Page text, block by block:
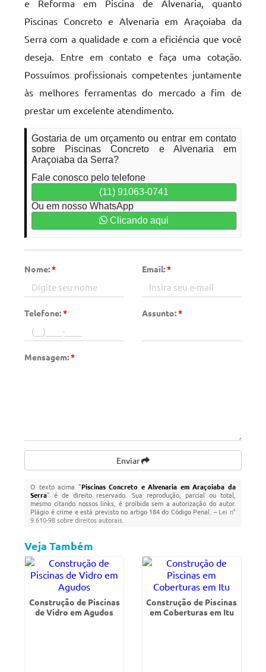
e Reforma em Piscina de Alvenaria, quanto
Piscinas Concreto e Alvenaria em Araçoiaba da
Serra com a qualidade e com a eficiência que você
deseja. Entre em contato e faça uma cotação.
Possuímos profissionais competentes juntamente
às melhores ferramentas do mercado a fim de
prestar um excelente atendimento.
Gostaria de um orçamento ou entrar em contato
sobre Piscinas Concreto e Alvenaria em
Araçoiaba da Serra?
Fale conosco pelo telefone
(11) 91063-0741
Ou em nosso WhatsApp
Clicando aqui
Nome:* Email:*
Telefone:* Assunto:*
Mensagem:*
Enviar
O texto acima "Piscinas Concreto e Alvenaria em Araçoiaba da
Serra" é de direito reservado. Sua reprodução, parcial ou total,
mesmo citando nossos links, é proibida sem a autorização do autor.
Plágio é crime e está previsto no artigo 184 do Código Penal. –Lei n°
9.610-98 sobre direitos autorais
Veja Também
Construção de Piscinas
de Vidro em Agudos
Construção de Piscinas
em Coberturas em Itu